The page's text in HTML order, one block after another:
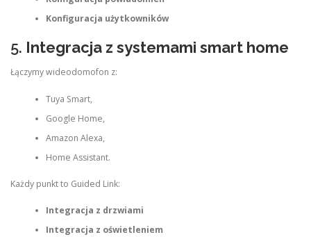
Konfiguracja użytkowników
5. Integracja z systemami smart home
Łączymy wideodomofon z:
Tuya Smart,
Google Home,
Amazon Alexa,
Home Assistant.
Każdy punkt to Guided Link:
Integracja z drzwiami
Integracja z oświetleniem